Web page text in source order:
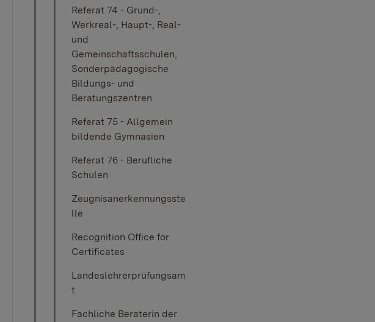
Referat 74 - Grund-,
Werkreal-, Haupt-, Real-
und
Gemeinschaftsschulen,
Sonderpädagogische
Bildungs- und
Beratungszentren
Referat 75 - Allgemein
bildende Gymnasien
Referat 76 - Berufliche
Schulen
Zeugnisanerkennungsste
lle
Recognition Office for
Certificates
Landeslehrerprüfungsam
t
Fachliche Beraterin der